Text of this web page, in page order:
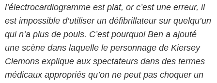
l’électrocardiogramme est plat, or c’est une erreur, il
est impossible d’utiliser un défibrillateur sur quelqu’un
qui n’a plus de pouls. C’est pourquoi Ben a ajouté
une scène dans laquelle le personnage de Kiersey
Clemons explique aux spectateurs dans des termes
médicaux appropriés qu’on ne peut pas choquer un